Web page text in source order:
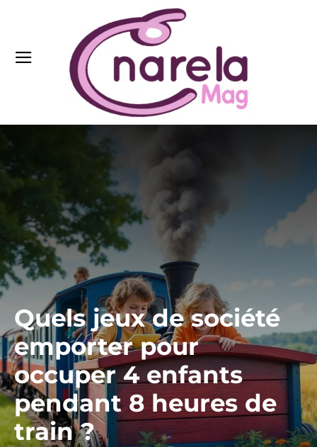
Quels jeux de société
emporter pour
occuper 4 enfants
pendant 8 heures de
train ?